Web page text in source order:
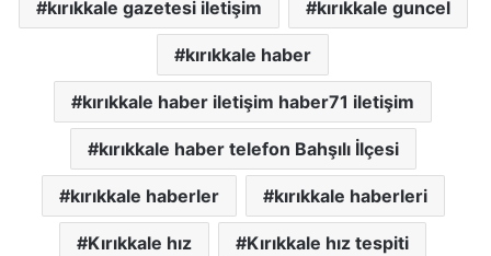
kırıkkale gazetesi iletişim kırıkkale guncel
kırıkkale haber
kırıkkale haber iletişim haber71 iletişim
kırıkkale haber telefon Bahşılı İlçesi
kırıkkale haberler kırıkkale haberleri
Kırıkkale hız Kırıkkale hız tespiti